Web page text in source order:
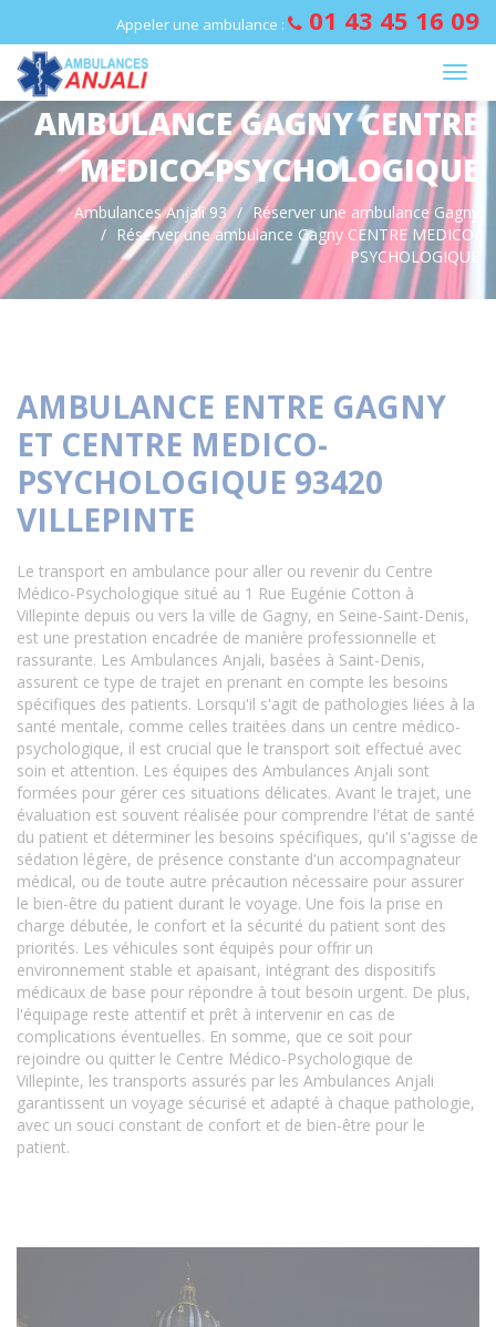
Appeler une ambulance : 01 43 45 16 09
AMBULANCE GAGNY CENTRE
MEDICO-PSYCHOLOGIQUE
Ambulances Anjali 93
Réserver une ambulance Gagny
Réserver une ambulance Gagny CENTRE MEDICO-
PSYCHOLOGIQUE
AMBULANCE ENTRE GAGNY
ET CENTRE MEDICO-
PSYCHOLOGIQUE 93420
VILLEPINTE
Le transport en ambulance pour aller ou revenir du Centre
Médico-Psychologique situé au 1 Rue Eugénie Cotton à
Villepinte depuis ou vers la ville de Gagny, en Seine-Saint-Denis,
est une prestation encadrée de manière professionnelle et
rassurante. Les Ambulances Anjali, basées à Saint-Denis,
assurent ce type de trajet en prenant en compte les besoins
spécifiques des patients. Lorsqu'il s'agit de pathologies liées à la
santé mentale, comme celles traitées dans un centre médico-
psychologique, il est crucial que le transport soit effectué avec
soin et attention. Les équipes des Ambulances Anjali sont
formées pour gérer ces situations délicates. Avant le trajet, une
évaluation est souvent réalisée pour comprendre l'état de santé
du patient et déterminer les besoins spécifiques, qu'il s'agisse de
sédation légère, de présence constante d'un accompagnateur
médical, ou de toute autre précaution nécessaire pour assurer
le bien-être du patient durant le voyage. Une fois la prise en
charge débutée, le confort et la sécurité du patient sont des
priorités. Les véhicules sont équipés pour offrir un
environnement stable et apaisant, intégrant des dispositifs
médicaux de base pour répondre à tout besoin urgent. De plus,
l'équipage reste attentif et prêt à intervenir en cas de
complications éventuelles. En somme, que ce soit pour
rejoindre ou quitter le Centre Médico-Psychologique de
Villepinte, les transports assurés par les Ambulances Anjali
garantissent un voyage sécurisé et adapté à chaque pathologie,
avec un souci constant de confort et de bien-être pour le
patient.